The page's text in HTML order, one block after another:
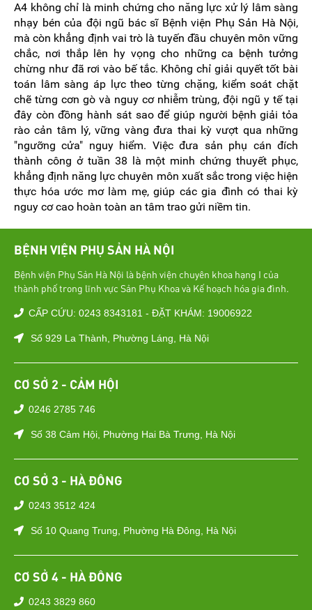
A4 không chỉ là minh chứng cho năng lực xử lý lâm sàng
nhạy bén của đội ngũ bác sĩ Bệnh viện Phụ Sản Hà Nội,
mà còn khẳng định vai trò là tuyến đầu chuyên môn vững
chắc, nơi thắp lên hy vọng cho những ca bệnh tưởng
chừng như đã rơi vào bế tắc. Không chỉ giải quyết tốt bài
toán lâm sàng áp lực theo từng chặng, kiểm soát chặt
chẽ từng cơn gò và nguy cơ nhiễm trùng, đội ngũ y tế tại
đây còn đồng hành sát sao để giúp người bệnh giải tỏa
rào cản tâm lý, vững vàng đưa thai kỳ vượt qua những
"ngưỡng cửa" nguy hiểm. Việc đưa sản phụ cán đích
thành công ở tuần 38 là một minh chứng thuyết phục,
khẳng định năng lực chuyên môn xuất sắc trong việc hiện
thực hóa ước mơ làm mẹ, giúp các gia đình có thai kỳ
nguy cơ cao hoàn toàn an tâm trao gửi niềm tin.
BỆNH VIỆN PHỤ SẢN HÀ NỘI
Bệnh viện Phụ Sản Hà Nội là bệnh viện chuyên khoa hạng I của
thành phố trong lĩnh vực Sản Phụ Khoa và Kế hoạch hóa gia đình.
CẤP CỨU: 0243 8343181 - ĐẶT KHÁM: 19006922
Số 929 La Thành, Phường Láng, Hà Nội
CƠ SỞ 2 - CẢM HỘI
0246 2785 746
Số 38 Cảm Hội, Phường Hai Bà Trưng, Hà Nội
CƠ SỞ 3 - HÀ ĐÔNG
0243 3512 424
Số 10 Quang Trung, Phường Hà Đông, Hà Nội
CƠ SỞ 4 - HÀ ĐÔNG
0243 3829 860